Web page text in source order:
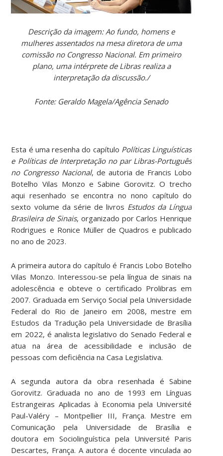
Descrição da imagem: Ao fundo, homens e
mulheres assentados na mesa diretora de uma
comissão no Congresso Nacional. Em primeiro
plano, uma intérprete de Libras realiza a
interpretação da discussão./
Fonte: Geraldo Magela/Agência Senado
Esta é uma resenha do capítulo Políticas Linguísticas
e Políticas de Interpretação no par Libras-Português
no Congresso Nacional, de autoria de Francis Lobo
Botelho Vilas Monzo e Sabine Gorovitz. O trecho
aqui resenhado se encontra no nono capítulo do
sexto volume da série de livros Estudos da Língua
Brasileira de Sinais, organizado por Carlos Henrique
Rodrigues e Ronice Müller de Quadros e publicado
no ano de 2023.
A primeira autora do capítulo é Francis Lobo Botelho
Vilas Monzo. Interessou-se pela língua de sinais na
adolescência e obteve o certificado Prolibras em
2007. Graduada em Serviço Social pela Universidade
Federal do Rio de Janeiro em 2008, mestre em
Estudos da Tradução pela Universidade de Brasília
em 2022, é analista legislativo do Senado Federal e
atua na área de acessibilidade e inclusão de
pessoas com deficiência na Casa Legislativa.
A segunda autora da obra resenhada é Sabine
Gorovitz. Graduada no ano de 1993 em Línguas
Estrangeiras Aplicadas à Economia pela Université
Paul-Valéry – Montpellier III, França. Mestre em
Comunicação pela Universidade de Brasília e
doutora em Sociolinguística pela Université Paris
Descartes, França. A autora é docente vinculada ao